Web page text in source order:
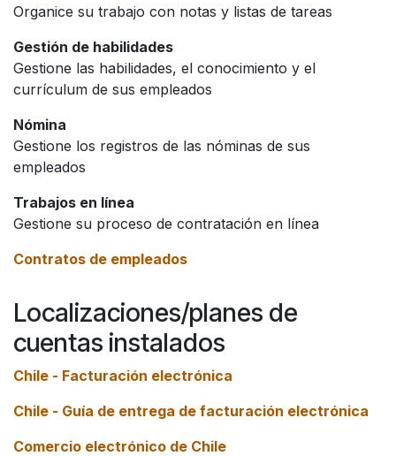
Organice su trabajo con notas y listas de tareas
Gestión de habilidades
Gestione las habilidades, el conocimiento y el
currículum de sus empleados
Nómina
Gestione los registros de las nóminas de sus
empleados
Trabajos en línea
Gestione su proceso de contratación en línea
Contratos de empleados
Localizaciones/planes de
cuentas instalados
Chile - Facturación electrónica
Chile - Guía de entrega de facturación electrónica
Comercio electrónico de Chile